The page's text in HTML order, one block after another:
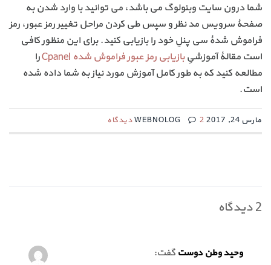
شما درون سایت وبنولوگ می باشد، می توانید با وارد شدن به
صفحۀ سرویس مد نظر و سپس طی کردن مراحل تغییر رمز عبور، رمز
فراموش شدۀ سی پنلِ خود را بازیابی کنید. برای این منظور کافی
است مقالۀ آموزشیِبازیابی رمز عبور فراموش شده Cpanel
را
مطالعه کنید که به طور کامل آموزش مورد نیاز به شما داده شده
است.
مارس 24, 2017 WEBNOLOG 2 دیدگاه
2 دیدگاه
وحید وطن دوست گفت: